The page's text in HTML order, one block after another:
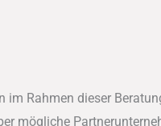
im Rahmen dieser
mögliche